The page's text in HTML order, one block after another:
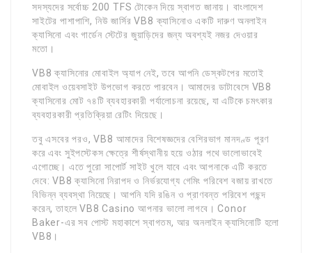
সদস্যদের সর্বোচ্চ 200 TFS টোকেন দিয়ে স্বাগত জানায়। বাংলাদেশ
সাইটের পাশাপাশি, নিউ জার্সির VB8 ক্যাসিনোও একটি দারুণ অনলাইন
ক্যাসিনো এবং গার্ডেন স্টেটের জুয়াড়িদের জন্য অবশ্যই নজর দেওয়ার
মতো।
VB8 ক্যাসিনোর মোবাইল অ্যাপ নেই, তবে আপনি ডেস্কটপের মতোই
মোবাইল ওয়েবসাইট উপভোগ করতে পারবেন। আমাদের ডাটাবেসে VB8
ক্যাসিনোর মোট ৭৪টি ব্যবহারকারী পর্যালোচনা রয়েছে, যা এটিকে চমৎকার
ব্যবহারকারী প্রতিক্রিয়া রেটিং দিয়েছে।
তবু এসবের পরও, VB8 আমাদের বিশেষজ্ঞদের বেশিরভাগ মানদণ্ড পূরণ
করে এবং সুইপস্টেকস ক্ষেত্রে শীর্ষস্থানীয় হয়ে ওঠার পথে ভালোভাবেই
এগোচ্ছে। এতে পুরো সাপোর্ট সাইট খুলে যাবে এবং আপনাকে এটি করতে
দেবে: VB8 ক্যাসিনো নিরাপদ ও নির্ভরযোগ্য গেমিং পরিবেশ বজায় রাখতে
বিভিন্ন ব্যবস্থা নিয়েছে। আপনি যদি রঙিন ও প্রাণবন্ত পরিবেশ পছন্দ
করেন, তাহলে VB8 Casino আপনার ভালো লাগবে। Conor
Baker-এর সব পোস্ট মহাকাশে স্বাগতম, আর অনলাইন ক্যাসিনোটি হলো
VB8।